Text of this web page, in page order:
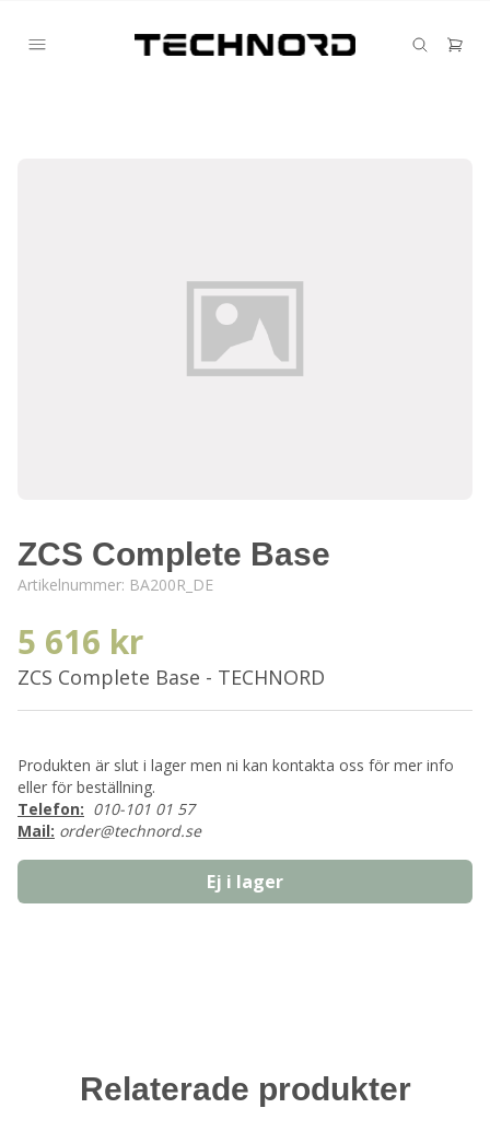
ZCS Complete Base
Artikelnummer: BA200R_DE
5 616 kr
ZCS Complete Base - TECHNORD
Produkten är slut i lager men ni kan kontakta oss för mer info
eller för beställning.
Telefon: 010-101 01 57
Mail: order@technord.se
Ej i lager
Relaterade produkter